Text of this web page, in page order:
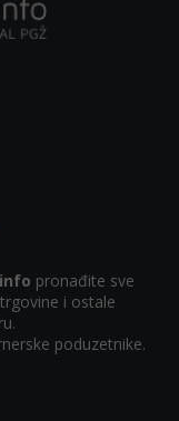
pronađite sve
i ostale
poduzetnike.